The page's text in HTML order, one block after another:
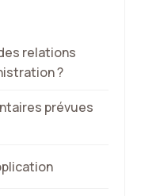
relations
?
prévues